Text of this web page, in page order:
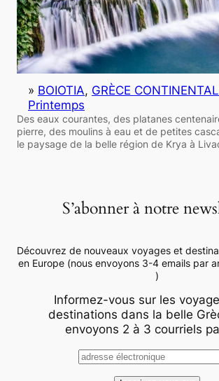
» BOIOTIA, GRÈCE
Printemps
Des eaux courantes, des platanes
pierre, des moulins à eau et de petites
le paysage de la belle région de Krya à
S’abonner à notre
Découvrez de nouveaux voyages et
en Europe (nous envoyons 3-4 emails par
)
Informez-vous sur les
destinations dans la belle
envoyons 2 à 3 courriels